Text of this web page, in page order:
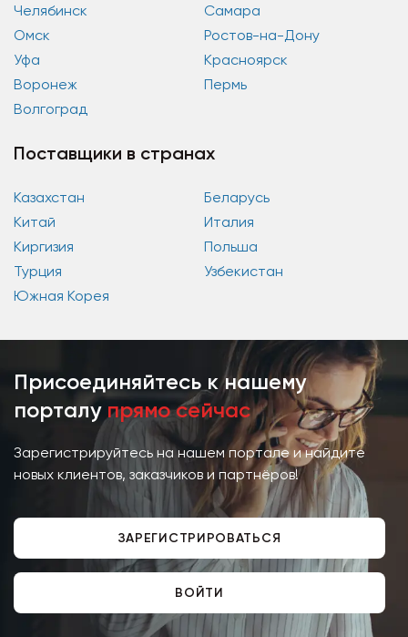
Челябинск
Самара
Омск
Ростов-на-Дону
Уфа
Красноярск
Воронеж
Пермь
Волгоград
Поставщики в странах
Казахстан
Беларусь
Китай
Италия
Киргизия
Польша
Турция
Узбекистан
Южная Корея
Присоединяйтесь к нашему
порталу прямо сейчас
Зарегистрируйтесь на нашем портале и найдите
новых клиентов, заказчиков и партнёров!
ЗАРЕГИСТРИРОВАТЬСЯ
ВОЙТИ